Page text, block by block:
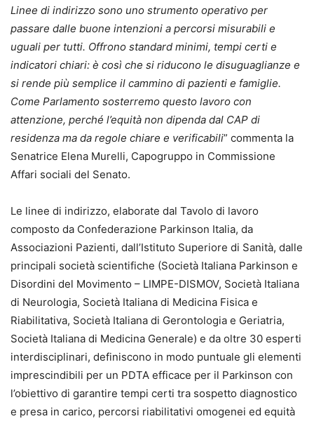
Linee di indirizzo sono uno strumento operativo per
passare dalle buone intenzioni a percorsi misurabili e
uguali per tutti. Offrono standard minimi, tempi certi e
indicatori chiari: è così che si riducono le disuguaglianze e
si rende più semplice il cammino di pazienti e famiglie.
Come Parlamento sosterremo questo lavoro con
attenzione, perché l’equità non dipenda dal CAP di
residenza ma da regole chiare e verificabili” commenta la
Senatrice Elena Murelli, Capogruppo in Commissione
Affari sociali del Senato.
Le linee di indirizzo, elaborate dal Tavolo di lavoro
composto da Confederazione Parkinson Italia, da
Associazioni Pazienti, dall’Istituto Superiore di Sanità, dalle
principali società scientifiche (Società Italiana Parkinson e
Disordini del Movimento – LIMPE-DISMOV, Società Italiana
di Neurologia, Società Italiana di Medicina Fisica e
Riabilitativa, Società Italiana di Gerontologia e Geriatria,
Società Italiana di Medicina Generale) e da oltre 30 esperti
interdisciplinari, definiscono in modo puntuale gli elementi
imprescindibili per un PDTA efficace per il Parkinson con
l’obiettivo di garantire tempi certi tra sospetto diagnostico
e presa in carico, percorsi riabilitativi omogenei ed equità